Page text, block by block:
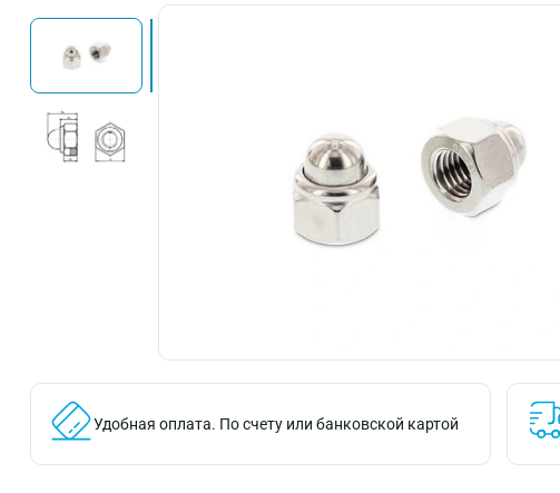
Удобная оплата. По счету или банковской картой